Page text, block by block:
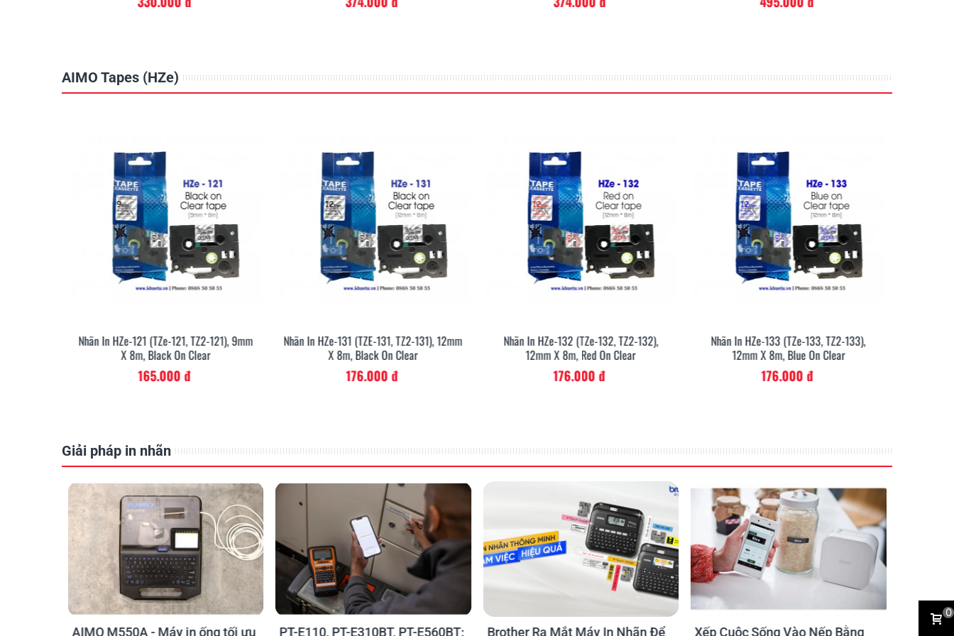
báo.
In dán nhãn trong gia đình
Với kiểu dáng nhỏ gọn và tinh tế, P-Touch Cube được thiết kế để phù hợp
với bất kỳ không gian văn phòng. Nhãn tạo ra từ P-Touch Cube là sự lựa
chọn hoàn hảo cho việc tổ chức không gian làm việc, xác định rõ ràng thiết
bị, tài sản và lưu trữ, cũng như tạo ra các thông báo hướng dẫn hoặc cảnh
In dán nhãn trong cửa hàng bán
lẻ
Nhãn không chỉ giúp nhận diện một sản phẩm mà còn cung cấp các thông
tin như hạn sử dụng, thành phần và dị ứng thực phẩm. Với P-Touch Cube,
bạn có thể thiết kế và in nhãn theo yêu cầu và mong muốn.
AIMO Tapes (HZe)
Nhãn In HZe-121 (TZe-121, TZ2-121), 9mm
X 8m, Black On Clear
165.000 đ
Nhãn In HZe-131 (TZE-131, TZ2-131), 12mm
X 8m, Black On Clear
176.000 đ
Nhãn In HZe-132 (TZe-132, TZ2-132),
12mm X 8m, Red On Clear
176.000 đ
Nhãn In HZe-133 (TZe-133, TZ2-133),
12mm X 8m, Blue On Clear
176.000 đ
Giải pháp in nhãn
AIMO M550A - Máy in ống tối ưu PT-E110, PT-E310BT, PT-E560BT: Brother Ra Mắt Máy In Nhãn Để Xếp Cuộc Sống Vào Nếp Bằng
0